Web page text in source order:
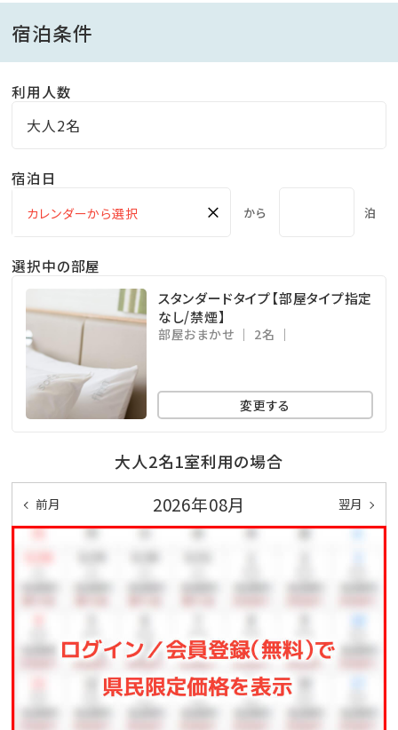
宿泊条件
利用人数
大人2名
宿泊日
× から 泊
選択中の部屋
スタンダードタイプ【部屋タイプ指定
なし/禁煙】
部屋おまかせ 2名
変更する
大人2名1室利用の場合
前月 2026年08月 翌月